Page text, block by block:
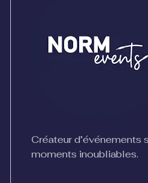
Créateur d’événements
moments inoubliables.